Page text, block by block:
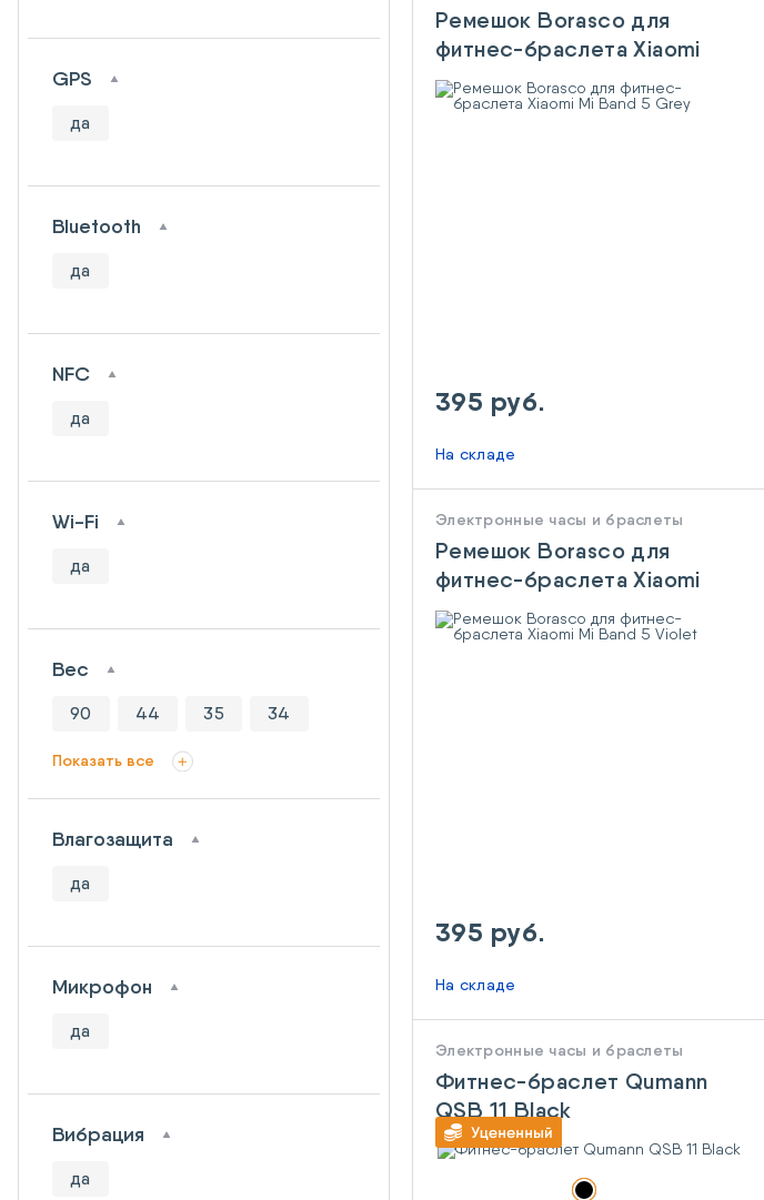
GPS
да
Bluetooth
да
NFC
да
Wi-Fi
да
Вес
90 44 35 34
Показать все
Влагозащита
да
Микрофон
да
Вибрация
да
Ремешок Borasco для
фитнес-браслета Xiaomi
Mi Band 5 Grey
395 руб.
На складе
Электронные часы и браслеты
Ремешок Borasco для
фитнес-браслета Xiaomi
Mi Band 5 Violet
395 руб.
На складе
Электронные часы и браслеты
Фитнес-браслет Qumann
QSB 11 Black